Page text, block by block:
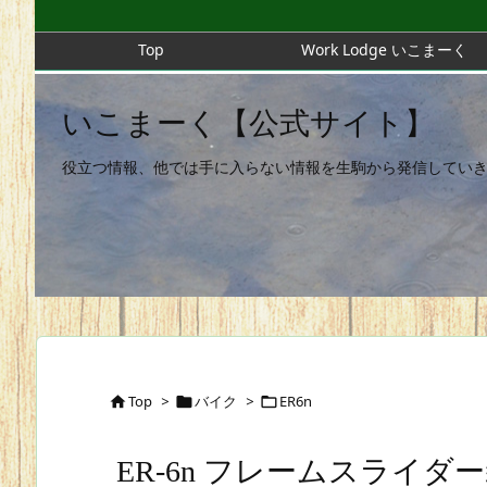
Top Work Lodge いこまーく
いこまーく【公式サイト】
役立つ情報、他では手に入らない情報を生駒から発信してい
Top > バイク > ER6n
ER-6n フレームスライダ